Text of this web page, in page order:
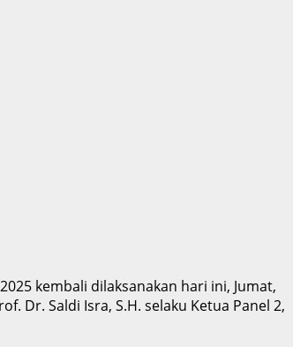
kembali dilaksanakan hari ini, Jumat,
Dr. Saldi Isra, S.H. selaku Ketua Panel 2,